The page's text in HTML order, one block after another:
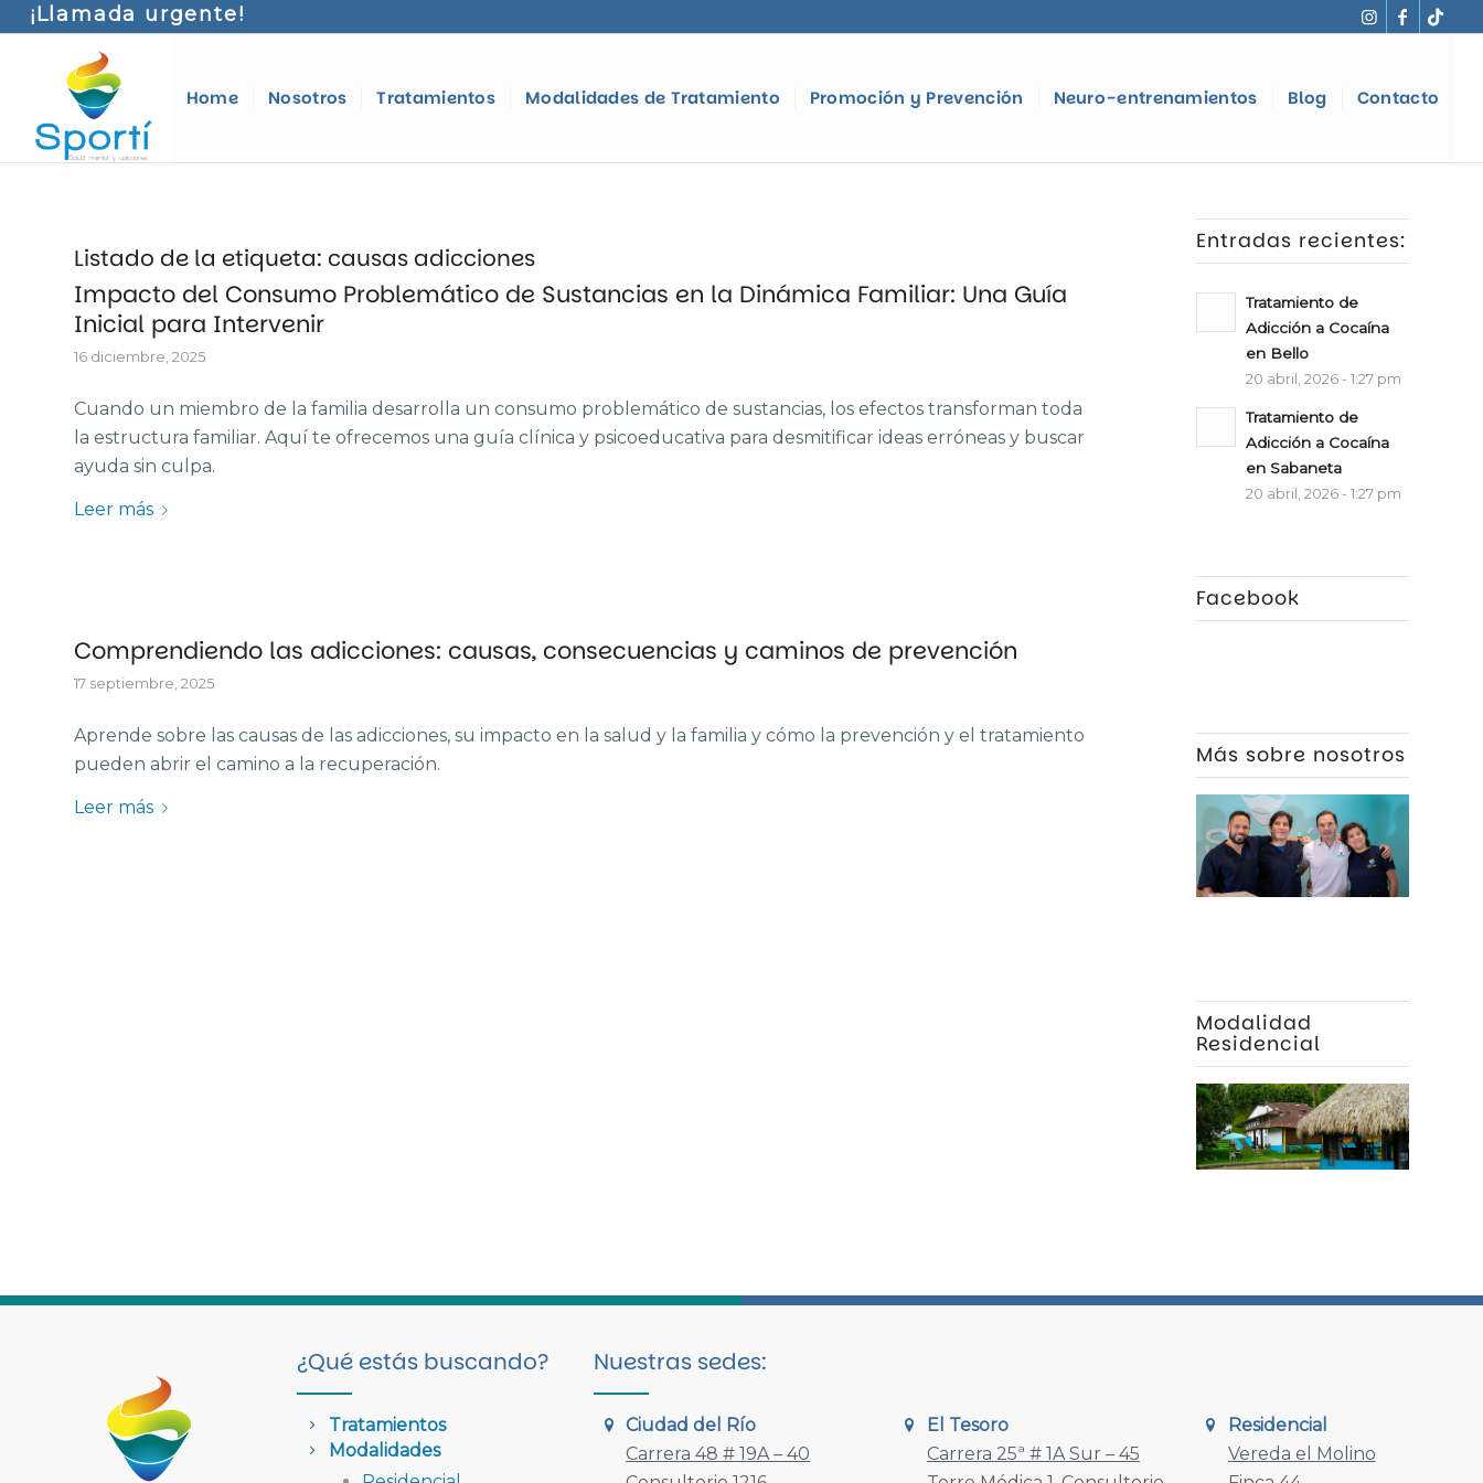
¡Llamada urgente!
Home Nosotros Tratamientos Modalidades de Tratamiento Promoción y Prevención Neuro-entrenamientos Blog Contacto
Listado de la etiqueta: causas adicciones
Impacto del Consumo Problemático de Sustancias en la Dinámica Familiar: Una Guía
Inicial para Intervenir
16 diciembre, 2025
Cuando un miembro de la familia desarrolla un consumo problemático de sustancias, los efectos transforman toda
la estructura familiar. Aquí te ofrecemos una guía clínica y psicoeducativa para desmitificar ideas erróneas y buscar
ayuda sin culpa.
Leer más
Comprendiendo las adicciones: causas, consecuencias y caminos de prevención
17 septiembre, 2025
Aprende sobre las causas de las adicciones, su impacto en la salud y la familia y cómo la prevención y el tratamiento
pueden abrir el camino a la recuperación.
Leer más
Entradas recientes:
Tratamiento de
Adicción a Cocaína
en Bello
20 abril, 2026 - 1:27 pm
Tratamiento de
Adicción a Cocaína
en Sabaneta
20 abril, 2026 - 1:27 pm
Facebook
Más sobre nosotros
Modalidad
Residencial
¿Qué estás buscando?
Tratamientos
Modalidades
Nuestras sedes:
Ciudad del Río
Carrera 48 # 19A – 40
El Tesoro
Carrera 25ª # 1A Sur – 45
Residencial
Vereda el Molino